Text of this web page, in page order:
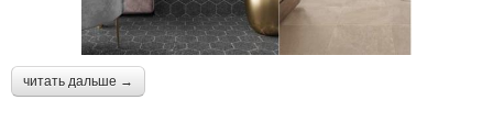
читать дальше →